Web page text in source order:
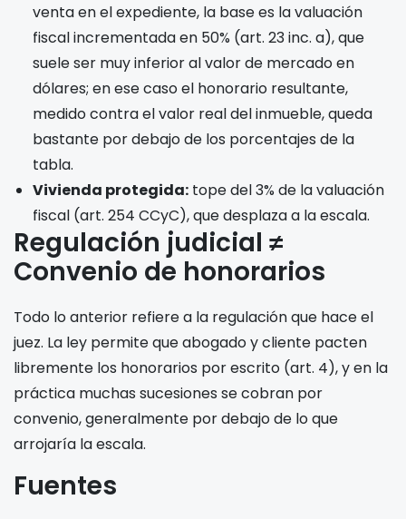
venta en el expediente, la base es la valuación
fiscal incrementada en 50% (art. 23 inc. a), que
suele ser muy inferior al valor de mercado en
dólares; en ese caso el honorario resultante,
medido contra el valor real del inmueble, queda
bastante por debajo de los porcentajes de la
tabla.
Vivienda protegida: tope del 3% de la valuación
fiscal (art. 254 CCyC), que desplaza a la escala.
Regulación judicial ≠
Convenio de honorarios
Todo lo anterior refiere a la regulación que hace el
juez. La ley permite que abogado y cliente pacten
libremente los honorarios por escrito (art. 4), y en la
práctica muchas sucesiones se cobran por
convenio, generalmente por debajo de lo que
arrojaría la escala.
Fuentes